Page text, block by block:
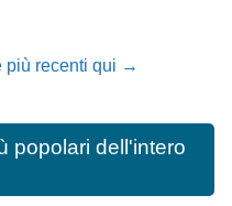
più recenti qui →
popolari dell'intero